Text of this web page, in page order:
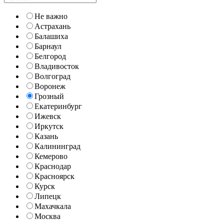
Не важно
Астрахань
Балашиха
Барнаул
Белгород
Владивосток
Волгоград
Воронеж
Грозный
Екатеринбург
Ижевск
Иркутск
Казань
Калининград
Кемерово
Краснодар
Красноярск
Курск
Липецк
Махачкала
Москва